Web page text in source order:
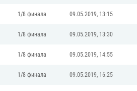
1/8 финала 09.05.2019, 13:15
1/8 финала 09.05.2019, 13:30
1/8 финала 09.05.2019, 14:55
1/8 финала 09.05.2019, 16:25